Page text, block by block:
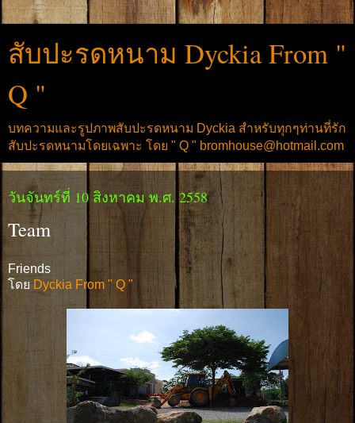
สับปะรดหนาม Dyckia From "
Q "
บทความและรูปภาพสับปะรดหนาม Dyckia สำหรับทุกๆท่านที่รัก
สับปะรดหนามโดยเฉพาะ โดย " Q " bromhouse@hotmail.com
วันจันทร์ที่ 10 สิงหาคม พ.ศ. 2558
Team
Friends
โดย Dyckia From " Q "